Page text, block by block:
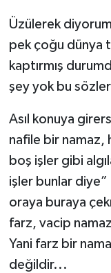
Üzülerek
pek çoğu dünya
kaptırmış
şey yok bu
Asıl konuya
nafile bir namaz,
boş işler gibi
işler bunlar
oraya buraya
farz, vacip
Yani farz bir
değildir...